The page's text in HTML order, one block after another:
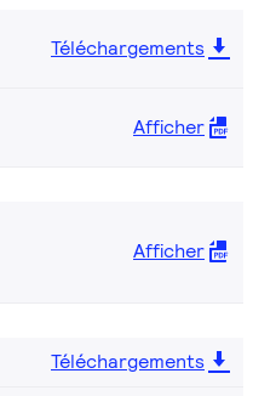
Téléchargements
Afficher
Afficher
Téléchargements